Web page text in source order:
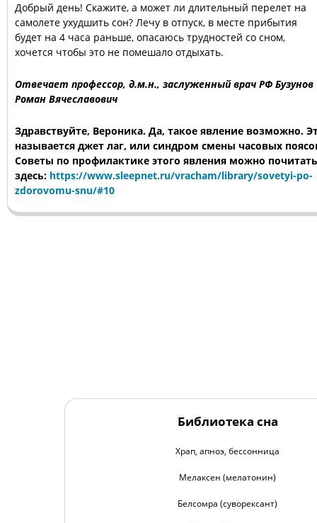
Добрый день! Скажите, а может ли длительный перелет на
самолете ухудшить сон? Лечу в отпуск, в месте прибытия
будет на 4 часа раньше, опасаюсь трудностей со сном,
хочется чтобы это не помешало отдыхать.
Отвечает профессор, д.м.н., заслуженный врач РФ Бузунов
Роман Вячеславович
Здравствуйте, Вероника. Да, такое явление возможно.
называется джет лаг, или синдром смены часовых
Советы по профилактике этого явления можно почитать
здесь: https://www.sleepnet.ru/vracham/library/sovetyi-po-
zdorovomu-snu/#10
Библиотека сна
Храп, апноэ, бессонница
Мелаксен (мелатонин)
Белсомра (суворексант)